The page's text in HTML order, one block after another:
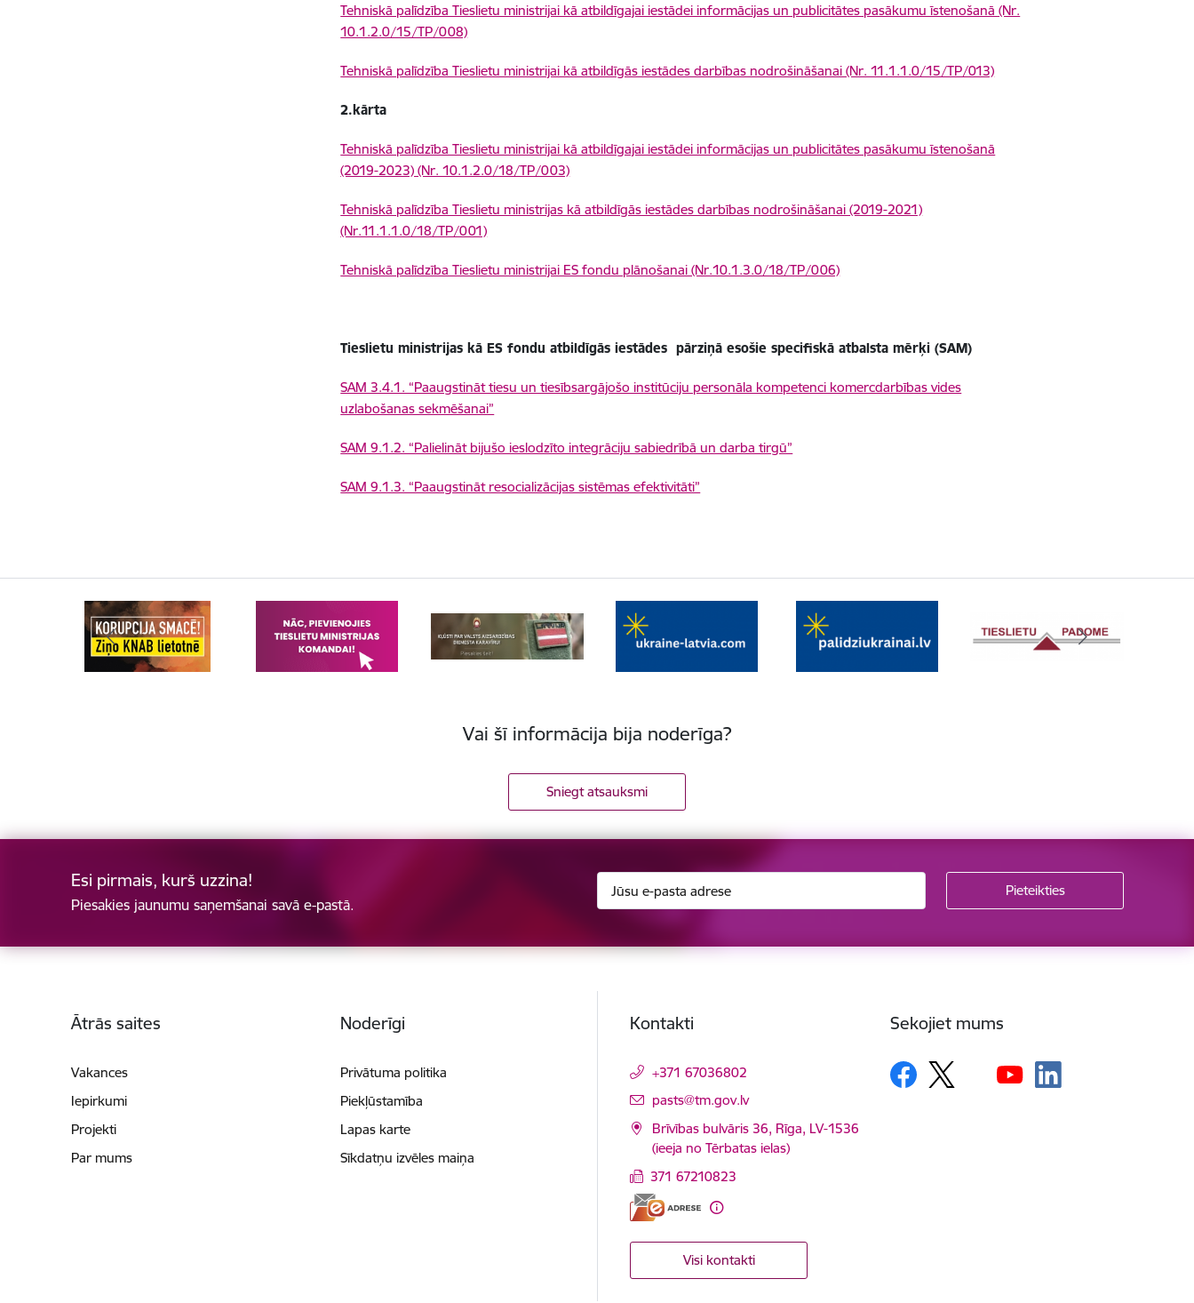
Tehniskā palīdzība Tieslietu ministrijai kā atbildīgajai iestādei informācijas un publicitātes pasākumu īstenošanā (Nr.
10.1.2.0/15/TP/008)
Tehniskā palīdzība Tieslietu ministrijai kā atbildīgās iestādes darbības nodrošināšanai (Nr. 11.1.1.0/15/TP/013)
2.kārta
Tehniskā palīdzība Tieslietu ministrijai kā atbildīgajai iestādei informācijas un publicitātes pasākumu īstenošanā
(2019-2023) (Nr. 10.1.2.0/18/TP/003)
Tehniskā palīdzība Tieslietu ministrijas kā atbildīgās iestādes darbības nodrošināšanai (2019-2021)
(Nr.11.1.1.0/18/TP/001)
Tehniskā palīdzība Tieslietu ministrijai ES fondu plānošanai (Nr.10.1.3.0/18/TP/006)
Tieslietu ministrijas kā ES fondu atbildīgās iestādes pārziņā esošie specifiskā atbalsta mērķi (SAM)
SAM 3.4.1. “Paaugstināt tiesu un tiesībsargājošo institūciju personāla kompetenci komercdarbības vides
uzlabošanas sekmēšanai”
SAM 9.1.2. “Palielināt bijušo ieslodzīto integrāciju sabiedrībā un darba tirgū”
SAM 9.1.3. “Paaugstināt resocializācijas sistēmas efektivitāti”
Vai šī informācija bija noderīga?
Sniegt atsauksmi
Esi pirmais, kurš uzzina!
Piesakies jaunumu saņemšanai savā e-pastā.
Ātrās saites
Vakances
Iepirkumi
Projekti
Par mums
Noderīgi
Privātuma politika
Piekļūstamība
Lapas karte
Sīkdatņu izvēles maiņa
Kontakti
+371 67036802
E-pasts:
pasts@tm.gov.lv
Brīvības bulvāris 36, Rīga, LV-1536
(ieeja no Tērbatas ielas)
371 67210823
Visi kontakti
Sekojiet mums